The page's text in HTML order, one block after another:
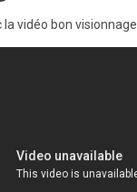
la vidéo bon visionnage